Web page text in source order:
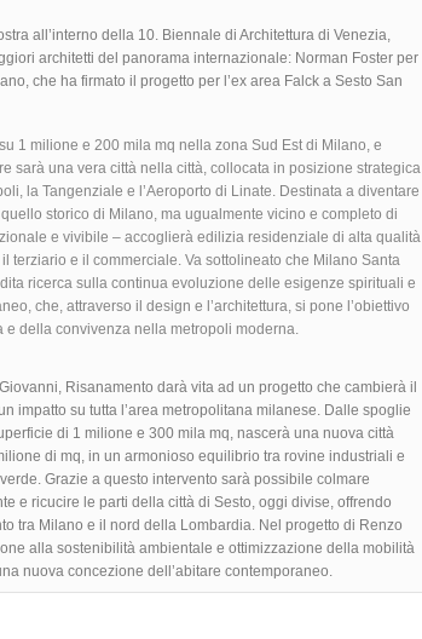
all’interno della 10. Biennale di Architettura di Venezia,
architetti del panorama internazionale: Norman Foster per
che ha firmato il progetto per l’ex area Falck a Sesto San
1 milione e 200 mila mq nella zona Sud Est di Milano, e
sarà una vera città nella città, collocata in posizione strategica
la Tangenziale e l’Aeroporto di Linate. Destinata a diventare
storico di Milano, ma ugualmente vicino e completo di
e vivibile – accoglierà edilizia residenziale di alta qualità
terziario e il commerciale. Va sottolineato che Milano Santa
ricerca sulla continua evoluzione delle esigenze spirituali e
che, attraverso il design e l’architettura, si pone l’obiettivo
della convivenza nella metropoli moderna.
Risanamento darà vita ad un progetto che cambierà il
impatto su tutta l’area metropolitana milanese. Dalle spoglie
di 1 milione e 300 mila mq, nascerà una nuova città
di mq, in un armonioso equilibrio tra rovine industriali e
Grazie a questo intervento sarà possibile colmare
e ricucire le parti della città di Sesto, oggi divise, offrendo
tra Milano e il nord della Lombardia. Nel progetto di Renzo
alla sostenibilità ambientale e ottimizzazione della mobilità
nuova concezione dell’abitare contemporaneo.